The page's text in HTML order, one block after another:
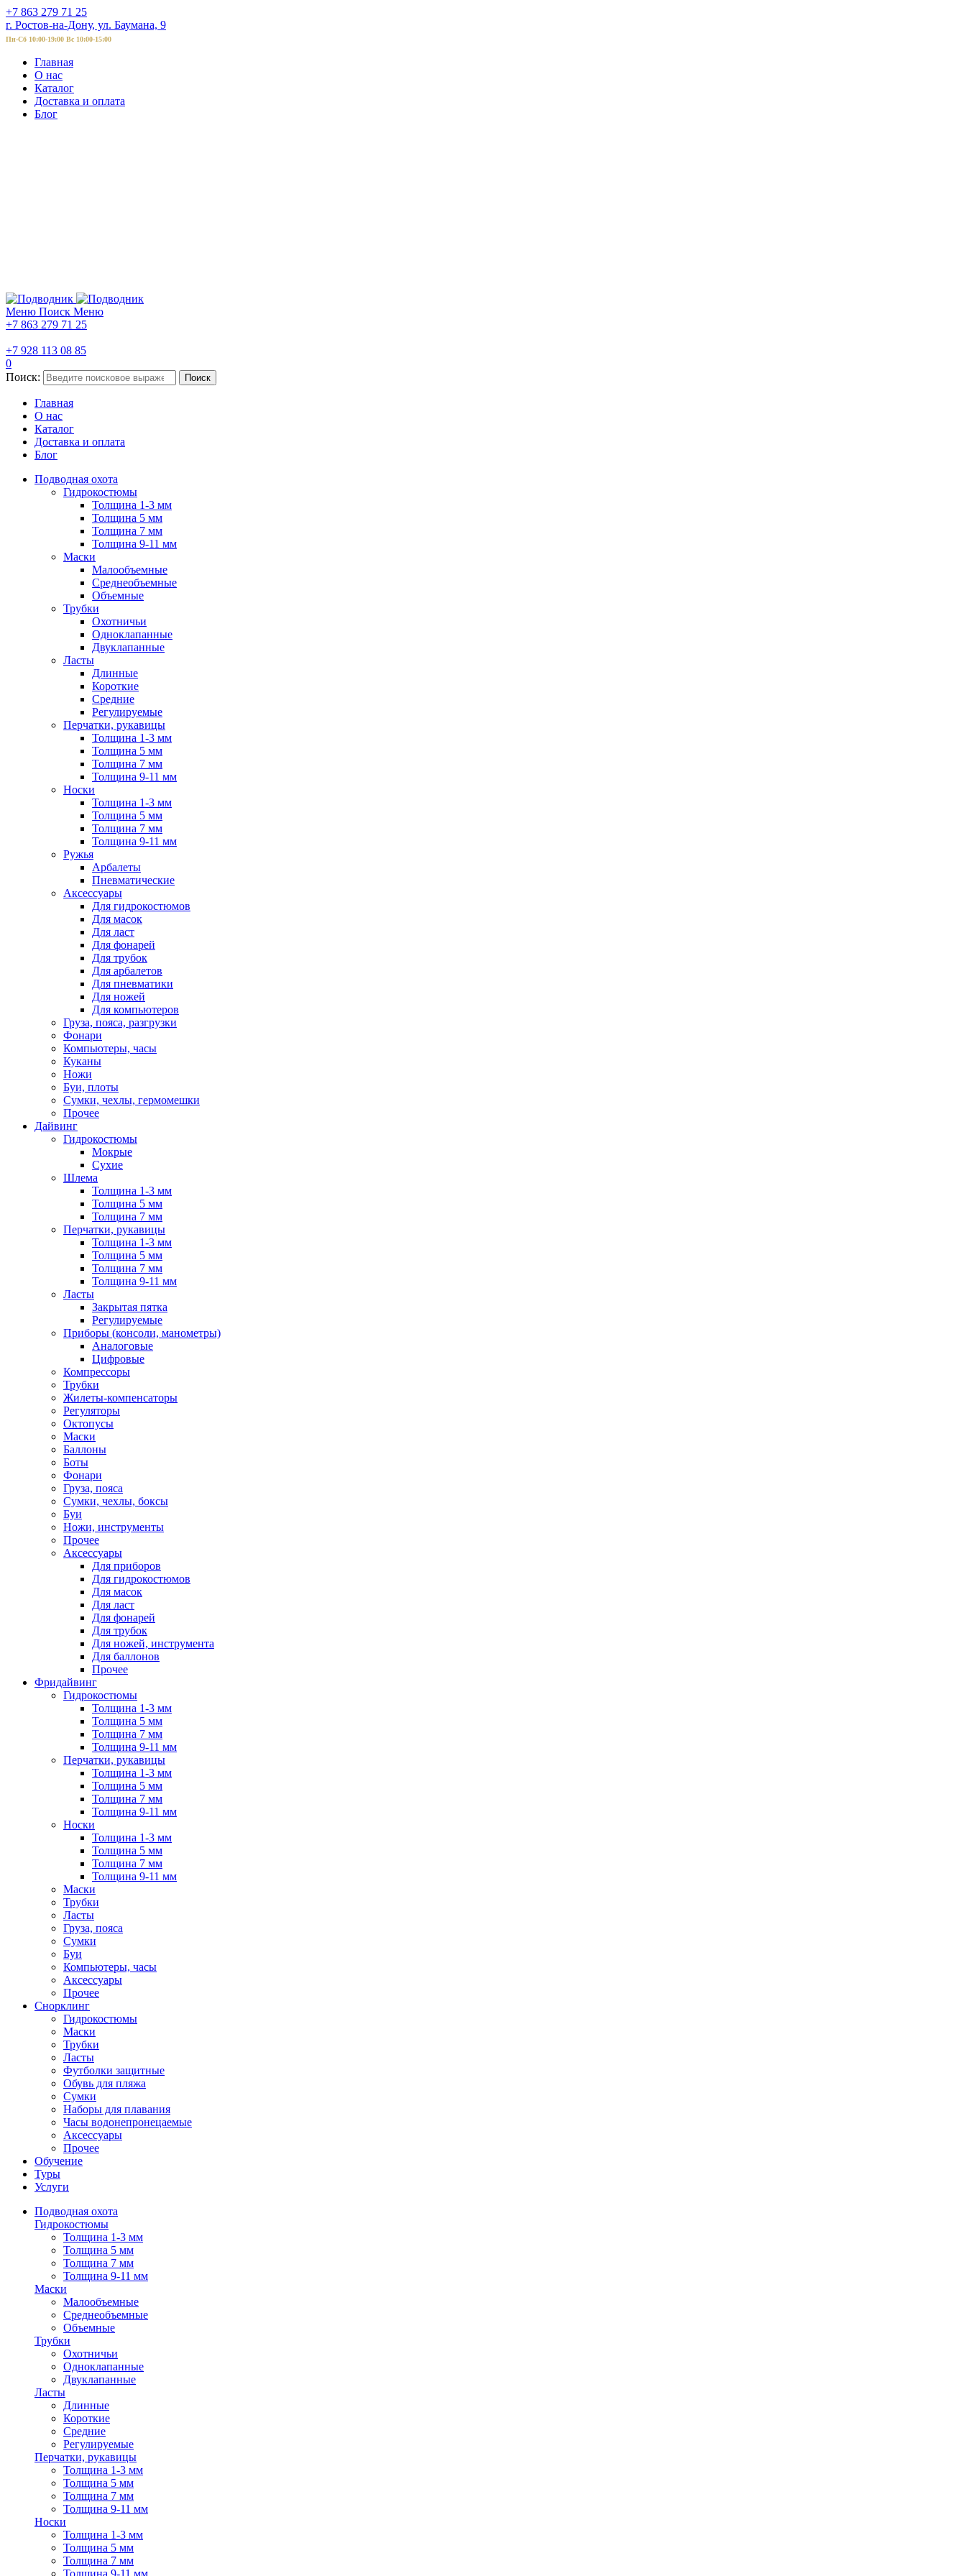
+7 863 279 71 25
г. Ростов-на-Дону, ул. Баумана, 9
Пн-Сб 10:00-19:00 Вс 10:00-15:00
Главная
О нас
Каталог
Доставка и оплата
Блог
Меню Поиск Меню
+7 863 279 71 25
+7 928 113 08 85
0
Поиск:
Поиск
Главная
О нас
Каталог
Доставка и оплата
Блог
Подводная охота
Гидрокостюмы
Толщина 1-3 мм
Толщина 5 мм
Толщина 7 мм
Толщина 9-11 мм
Маски
Малообъемные
Среднеобъемные
Объемные
Трубки
Охотничьи
Одноклапанные
Двуклапанные
Ласты
Длинные
Короткие
Средние
Регулируемые
Перчатки, рукавицы
Толщина 1-3 мм
Толщина 5 мм
Толщина 7 мм
Толщина 9-11 мм
Носки
Толщина 1-3 мм
Толщина 5 мм
Толщина 7 мм
Толщина 9-11 мм
Ружья
Арбалеты
Пневматические
Аксессуары
Для гидрокостюмов
Для масок
Для ласт
Для фонарей
Для трубок
Для арбалетов
Для пневматики
Для ножей
Для компьютеров
Груза, пояса, разгрузки
Фонари
Компьютеры, часы
Куканы
Ножи
Буи, плоты
Сумки, чехлы, гермомешки
Прочее
Дайвинг
Гидрокостюмы
Мокрые
Сухие
Шлема
Толщина 1-3 мм
Толщина 5 мм
Толщина 7 мм
Перчатки, рукавицы
Толщина 1-3 мм
Толщина 5 мм
Толщина 7 мм
Толщина 9-11 мм
Ласты
Закрытая пятка
Регулируемые
Приборы (консоли, манометры)
Аналоговые
Цифровые
Компрессоры
Трубки
Жилеты-компенсаторы
Регуляторы
Октопусы
Маски
Баллоны
Боты
Фонари
Груза, пояса
Сумки, чехлы, боксы
Буи
Ножи, инструменты
Прочее
Аксессуары
Для приборов
Для гидрокостюмов
Для масок
Для ласт
Для фонарей
Для трубок
Для ножей, инструмента
Для баллонов
Прочее
Фридайвинг
Гидрокостюмы
Толщина 1-3 мм
Толщина 5 мм
Толщина 7 мм
Толщина 9-11 мм
Перчатки, рукавицы
Толщина 1-3 мм
Толщина 5 мм
Толщина 7 мм
Толщина 9-11 мм
Носки
Толщина 1-3 мм
Толщина 5 мм
Толщина 7 мм
Толщина 9-11 мм
Маски
Трубки
Ласты
Груза, пояса
Сумки
Буи
Компьютеры, часы
Аксессуары
Прочее
Снорклинг
Гидрокостюмы
Маски
Трубки
Ласты
Футболки защитные
Обувь для пляжа
Сумки
Наборы для плавания
Часы водонепронецаемые
Аксессуары
Прочее
Обучение
Туры
Услуги
Подводная охота
Гидрокостюмы
Толщина 1-3 мм
Толщина 5 мм
Толщина 7 мм
Толщина 9-11 мм
Маски
Малообъемные
Среднеобъемные
Объемные
Трубки
Охотничьи
Одноклапанные
Двуклапанные
Ласты
Длинные
Короткие
Средние
Регулируемые
Перчатки, рукавицы
Толщина 1-3 мм
Толщина 5 мм
Толщина 7 мм
Толщина 9-11 мм
Носки
Толщина 1-3 мм
Толщина 5 мм
Толщина 7 мм
Толщина 9-11 мм